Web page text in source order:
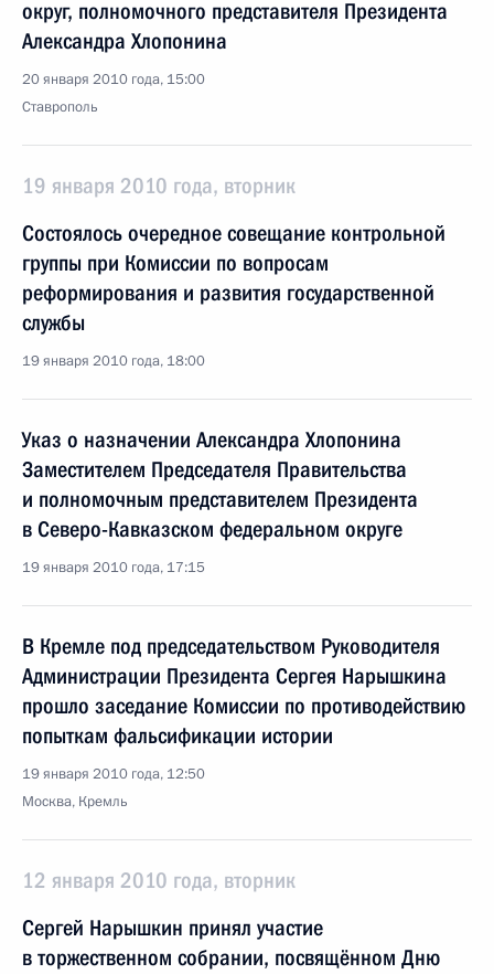
округ, полномочного представителя Президента
Александра Хлопонина
20 января 2010 года, 15:00
Ставрополь
19 января 2010 года, вторник
Состоялось очередное совещание контрольной
группы при Комиссии по вопросам
реформирования и развития государственной
службы
19 января 2010 года, 18:00
Указ о назначении Александра Хлопонина
Заместителем Председателя Правительства
и полномочным представителем Президента
в Северо-Кавказском федеральном округе
19 января 2010 года, 17:15
В Кремле под председательством Руководителя
Администрации Президента Сергея Нарышкина
прошло заседание Комиссии по противодействию
попыткам фальсификации истории
19 января 2010 года, 12:50
Москва, Кремль
12 января 2010 года, вторник
Сергей Нарышкин принял участие
в торжественном собрании, посвящённом Дню